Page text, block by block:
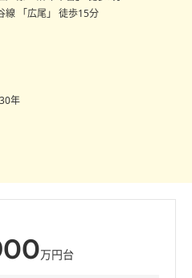
線 「広尾」 徒歩15分
年
万円台